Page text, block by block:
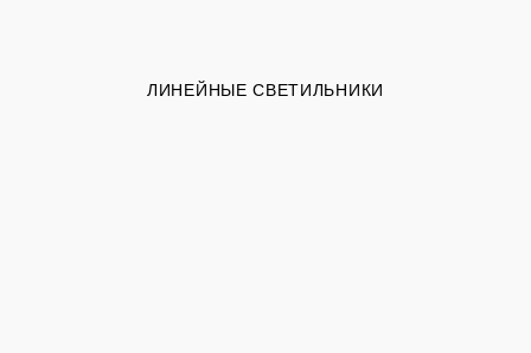
ЛИНЕЙНЫЕ СВЕТИЛЬНИКИ